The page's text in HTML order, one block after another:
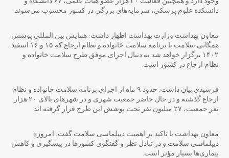
دانشکده علوم پزشکی، سرمایه‌های بزرگی در کشور محسوب می‌شوند.
معاون بهداشت وزارت بهداشت اظهار داشت: همایش بین المللی پوشش
همگانی سلامت با برنامه سلامت خانواده و نظام ارجاع که ۱۵ و ۱۶ اسفند
۱۴۰۲ برگزار خواهد شد به دنبال اجرای موفق طرح سلامت خانواده و
نظام ارجاع در کشور است.
فرشیدی بیان داشت: حدود ۹ ماه از اجرای برنامه سلامت خانواده و نظام
ارجاع گذشته و در حال حاضر جمعیت شهری و در شهرهای بالای ۲۰ هزار
نفر جمعیت، ۲۷ میلیون نفر تحت پوشش این طرح قرار گرفته اند.
معاون بهداشت با تاکید بر اهمیت دیپلماسی سلامت گفت: امروزه
دیپلماسی سلامت و در تبادل نظر و گفتگوی کشورها در پیشگیری و کاهش
بیماری‌ها بسیار مؤثر است.